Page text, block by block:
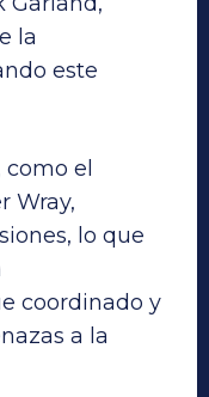
la
este
el
Wray,
lo que
coordinado y
a la